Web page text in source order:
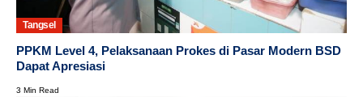
Tangsel
PPKM Level 4, Pelaksanaan Prokes di Pasar Modern BSD
Dapat Apresiasi
3 Min Read